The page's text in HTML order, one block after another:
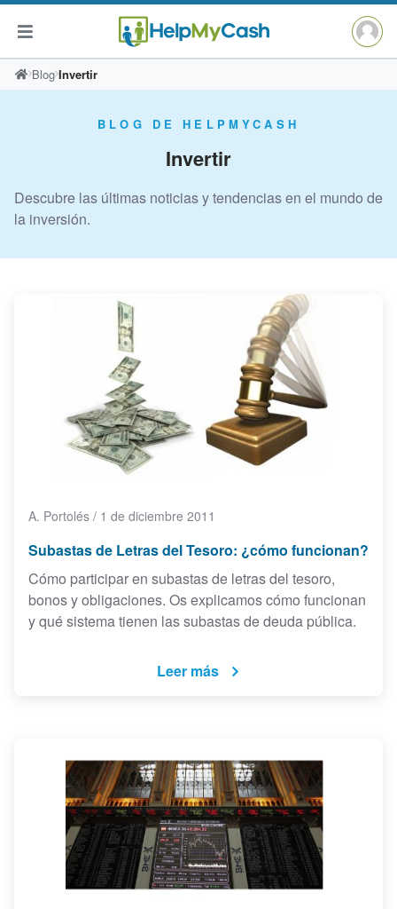
Saltar
al
Blog Invertir
BLOG DE HELPMYCASH
Invertir
Descubre las últimas noticias y tendencias en el mundo de
la inversión.
A. Portolés / 1 de diciembre 2011
Subastas de Letras del Tesoro: ¿cómo funcionan?
Cómo participar en subastas de letras del tesoro,
bonos y obligaciones. Os explicamos cómo funcionan
y qué sistema tienen las subastas de deuda pública.
Leer más